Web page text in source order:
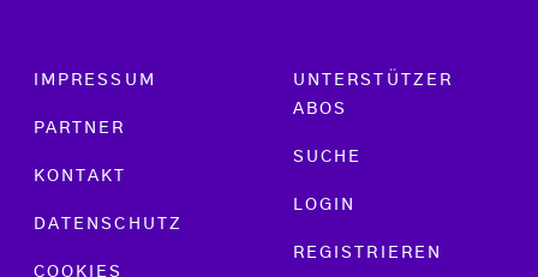
Footer menu
IMPRESSUM
PARTNER
KONTAKT
DATENSCHUTZ
COOKIES
UNTERSTÜTZER
ABOS
SUCHE
LOGIN
REGISTRIEREN